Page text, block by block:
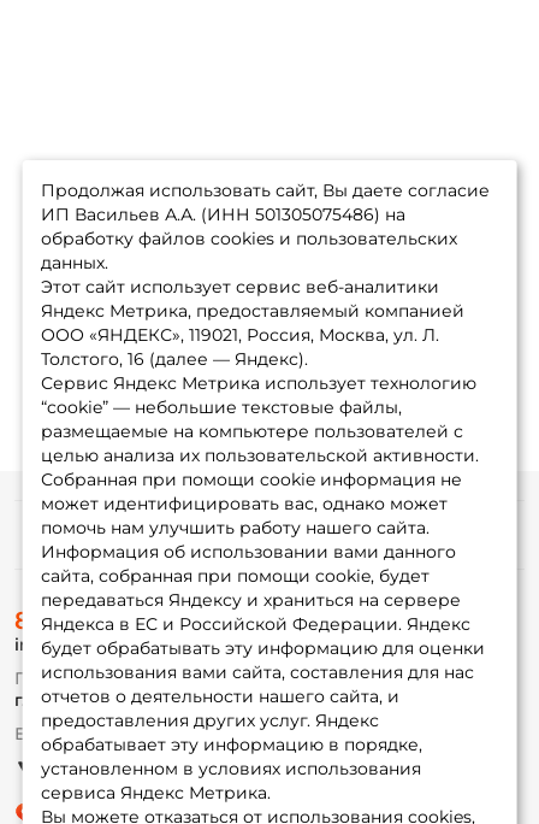
Продолжая использовать сайт, Вы даете согласие
ИП Васильев А.А. (ИНН 501305075486) на
обработку файлов cookies и пользовательских
данных.
Этот сайт использует сервис веб-аналитики
Яндекс Метрика, предоставляемый компанией
ООО «ЯНДЕКС», 119021, Россия, Москва, ул. Л.
Толстого, 16 (далее — Яндекс).
Сервис Яндекс Метрика использует технологию
“cookie” — небольшие текстовые файлы,
размещаемые на компьютере пользователей с
целью анализа их пользовательской активности.
Собранная при помощи cookie информация не
может идентифицировать вас, однако может
помочь нам улучшить работу нашего сайта.
Информация об использовании вами данного
сайта, собранная при помощи cookie, будет
передаваться Яндексу и храниться на сервере
Яндекса в ЕС и Российской Федерации. Яндекс
будет обрабатывать эту информацию для оценки
использования вами сайта, составления для нас
отчетов о деятельности нашего сайта, и
предоставления других услуг. Яндекс
обрабатывает эту информацию в порядке,
установленном в условиях использования
сервиса Яндекс Метрика.
Вы можете отказаться от использования cookies,
Информация
О магазине
Доставка
Оплата
Fox-bonus
Гуру
Партнерская программа
8 (495) 532-77-88
info@foxfishing.ru
По вопросам с заказом
г. Москва, ул. Плеханова д.7
Ежедневно 10:00 до 20:00